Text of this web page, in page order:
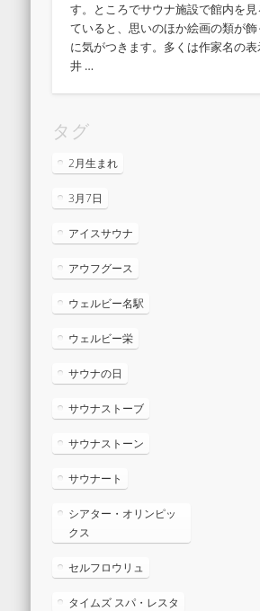
す。ところでサウナ施設で館内を
ていると、思いのほか絵画の類が飾
に気がつきます。多くは作家名の
井 …
タグ
2月生まれ
3月7日
アイスサウナ
アウフグース
ウェルビー名駅
ウェルビー栄
サウナの日
サウナストーブ
サウナストーン
サウナート
シアター・オリンピッ
クス
セルフロウリュ
タイムズ スパ・レスタ